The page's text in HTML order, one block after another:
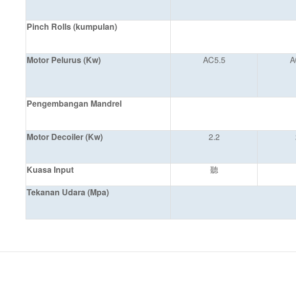
Pinch Rolls (kumpulan)
Motor Pelurus (Kw) AC5.5
Pengembangan Mandrel
Motor Decoiler (Kw) 2.2
Kuasa Input 聽
Tekanan Udara (Mpa)